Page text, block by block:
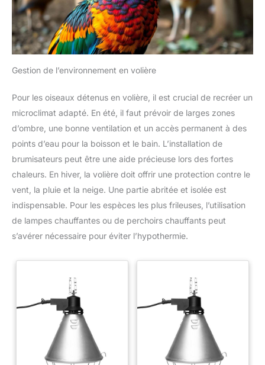
Gestion de l’environnement en volière
Pour les oiseaux détenus en volière, il est crucial de recréer un
microclimat adapté. En été, il faut prévoir de larges zones
d’ombre, une bonne ventilation et un accès permanent à des
points d’eau pour la boisson et le bain. L’installation de
brumisateurs peut être une aide précieuse lors des fortes
chaleurs. En hiver, la volière doit offrir une protection contre le
vent, la pluie et la neige. Une partie abritée et isolée est
indispensable. Pour les espèces les plus frileuses, l’utilisation
de lampes chauffantes ou de perchoirs chauffants peut
s’avérer nécessaire pour éviter l’hypothermie.